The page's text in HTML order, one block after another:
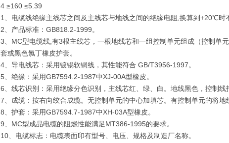
4 ≥160 ≤5.39
1、电缆线绝缘主线芯之间及主线芯与地线之间的绝缘电阻,换算到+20℃时
2、产品标准：GB818.2-1999。
3、MC型电缆线,有3根主线芯，一根地线芯和一组控制单元组成（控制单
套或黑色氯丁橡皮护套。
4、导电线芯：采用镀锡软铜线，其性能符合 GB/T3956-1997。
5、绝缘：采用GB7594.2-1987中XJ-00A型橡皮。
6、线芯识别：采用绝缘分色识别，主线芯红、绿、白。地线黑色，控制线
7、成缆：按右向绞合成缆。无控制单元的中心加填芯。有控制单元的将地
8、护套：采用GB7594.7-1987中XH-03A型橡皮。
9、MC型成品电缆的阻燃性能满足MT386-1995的要求。
10、电缆标志：电缆表面印有型号、电压、规格及制造厂名称。